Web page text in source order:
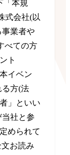
「本規
式会社(以
事業者や
べての方
ト
イベン
る方(法
」といい
社と参
められて
お読み